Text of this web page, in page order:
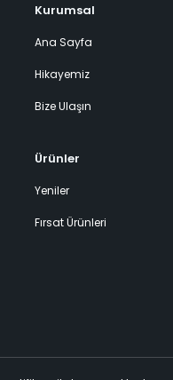
Kurumsal
Ana Sayfa
Hikayemiz
Bize Ulaşın
Ürünler
Yeniler
Fırsat Ürünleri